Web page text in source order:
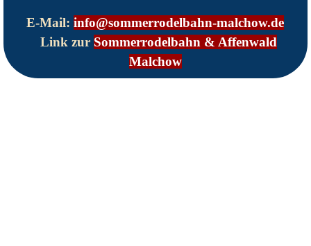
E-Mail:info@sommerrodelbahn-malchow.de
Link zur Sommerrodelbahn & Affenwald
Malchow